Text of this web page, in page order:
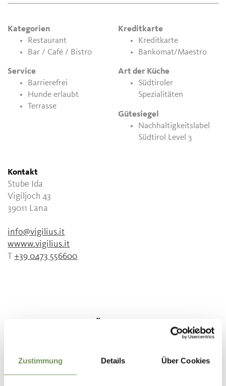
Zustimmung Details Über Cookies
Kategorien
Restaurant
Bar / Café / Bistro
Kreditkarte
Kreditkarte
Bankomat/Maestro
Service
Barrierefrei
Hunde erlaubt
Terrasse
Art der Küche
Südtiroler
Spezialitäten
Gütesiegel
Nachhaltigkeitslabel
Südtirol Level 3
Kontakt
Stube Ida
Vigiljoch 43
39011 Lana
info@vigilius.it
wwww.vigilius.it
T+39 0473 556600
WAR DER INHALT FÜR DICH HILFREICH?